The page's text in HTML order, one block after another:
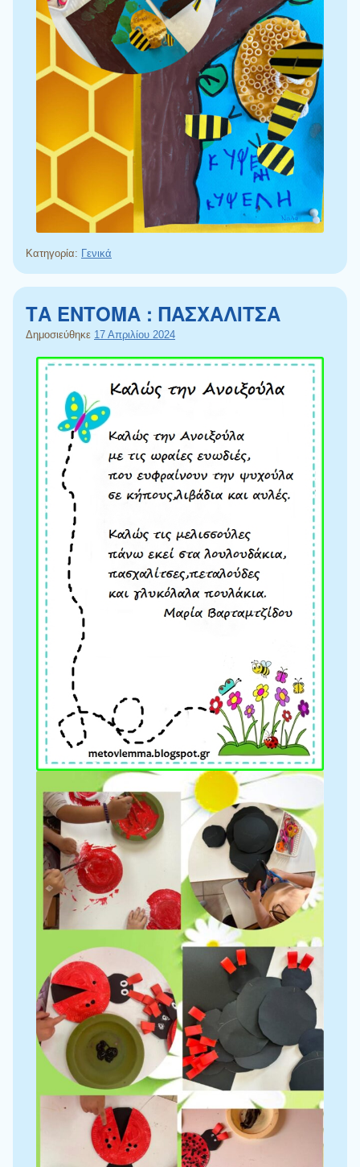
Κατηγορία: Γενικά
ΤΑ ΕΝΤΟΜΑ : ΠΑΣΧΑΛΙΤΣΑ
Δημοσιεύθηκε 17 Απριλίου 2024